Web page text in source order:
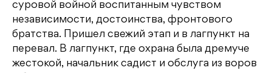
суровой войной воспитанным чувством
независимости, достоинства, фронтового
братства. Пришел свежий этап и в лагпункт на
перевал. В лагпункт, где охрана была дремуче
жестокой, начальник садист и обслуга из воров